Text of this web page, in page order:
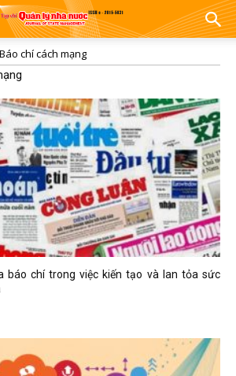
Báo chí cách mạng
báo chí trong việc kiến tạo và lan tỏa sức